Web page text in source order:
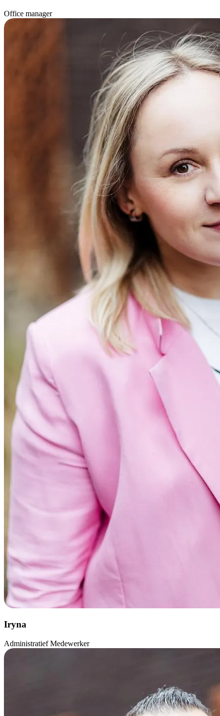
Office manager
Iryna
Administratief Medewerker